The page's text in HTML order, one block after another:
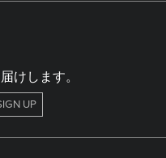
けします。